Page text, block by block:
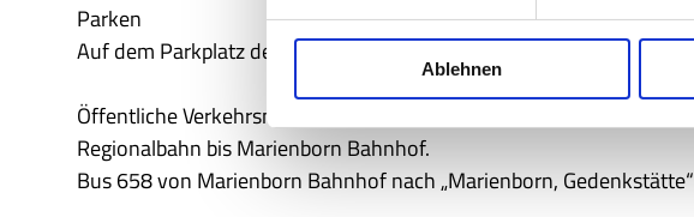
g
u
n
Ablehnen
Parken
Auf dem Parkplatz der Gedenkstätte Deutsche Teilung Marienborn
Öffentliche Verkehrsmittel
Regionalbahn bis Marienborn Bahnhof.
Bus 658 von Marienborn Bahnhof nach „Marienborn, Gedenkstätte“